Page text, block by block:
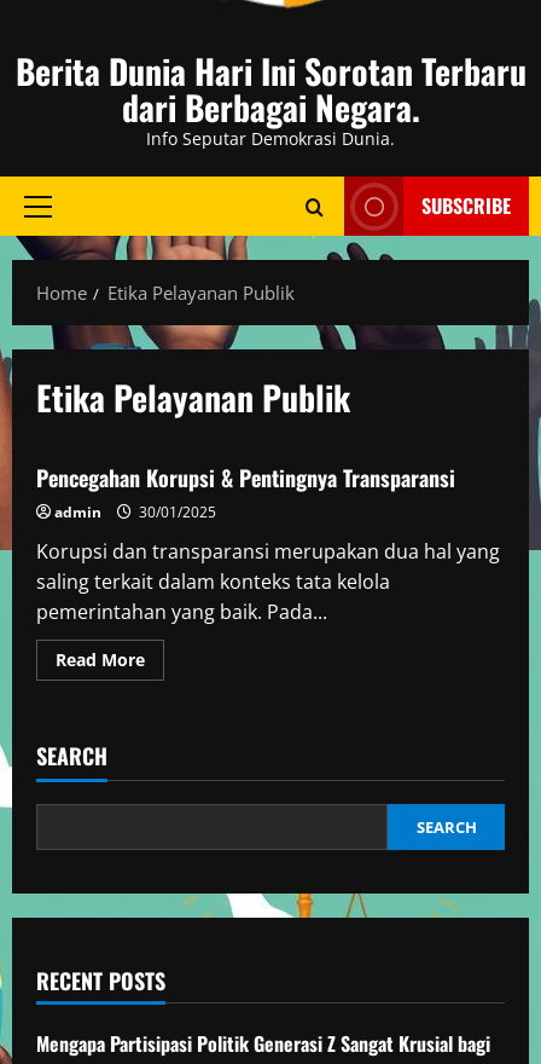
Berita Dunia Hari Ini Sorotan Terbaru
dari Berbagai Negara.
Info Seputar Demokrasi Dunia.
Primary
Menu
SUBSCRIBE
Home Etika Pelayanan Publik
Etika Pelayanan Publik
Politik
Pencegahan Korupsi & Pentingnya Transparansi
admin 30/01/2025
Korupsi dan transparansi merupakan dua hal yang
saling terkait dalam konteks tata kelola
pemerintahan yang baik. Pada...
Read MoreRead
more
Transparansi
SEARCH
SEARCH
RECENT POSTS
Mengapa Partisipasi Politik Generasi Z Sangat Krusial bagi